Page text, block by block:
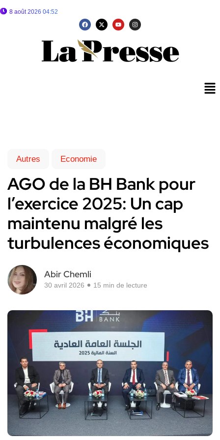
8 août 2026 04:52
Autres Economie
AGO de la BH Bank pour
l’exercice 2025: Un cap
maintenu malgré les
turbulences économiques
Abir Chemli
30 avril 2026 15 min de lecture